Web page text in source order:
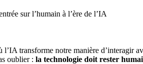
sur l’humain à l’ère de l’IA
transforme notre manière d’interagir
oublier : la technologie doit rester